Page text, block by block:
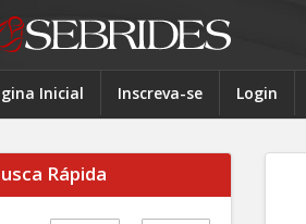
Inicial Inscreva-se Login
Rápida